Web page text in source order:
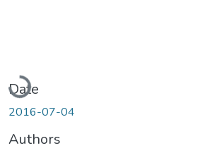
Date
2016-07-04
Authors